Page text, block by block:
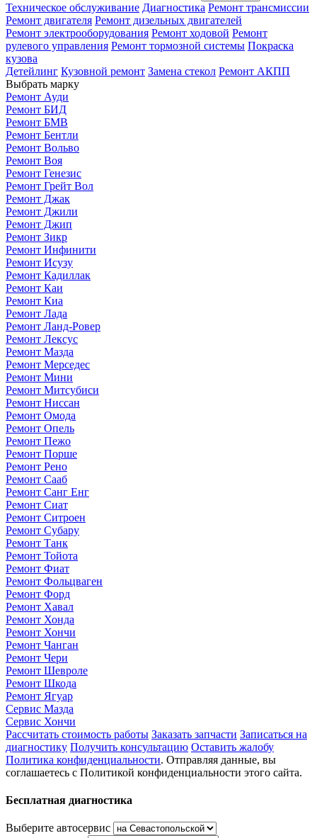
Техническое обслуживание Диагностика Ремонт трансмиссии
Ремонт двигателя Ремонт дизельных двигателей
Ремонт электрооборудования Ремонт ходовой Ремонт
рулевого управления Ремонт тормозной системы Покраска
кузова
Детейлинг Кузовной ремонт Замена стекол Ремонт АКПП
Выбрать марку
Ремонт Ауди
Ремонт БИД
Ремонт БМВ
Ремонт Бентли
Ремонт Вольво
Ремонт Воя
Ремонт Генезис
Ремонт Грейт Вол
Ремонт Джак
Ремонт Джили
Ремонт Джип
Ремонт Зикр
Ремонт Инфинити
Ремонт Исузу
Ремонт Кадиллак
Ремонт Каи
Ремонт Киа
Ремонт Лада
Ремонт Ланд-Ровер
Ремонт Лексус
Ремонт Мазда
Ремонт Мерседес
Ремонт Мини
Ремонт Митсубиси
Ремонт Ниссан
Ремонт Омода
Ремонт Опель
Ремонт Пежо
Ремонт Порше
Ремонт Рено
Ремонт Сааб
Ремонт Санг Енг
Ремонт Сиат
Ремонт Ситроен
Ремонт Субару
Ремонт Танк
Ремонт Тойота
Ремонт Фиат
Ремонт Фольцваген
Ремонт Форд
Ремонт Хавал
Ремонт Хонда
Ремонт Хончи
Ремонт Чанган
Ремонт Чери
Ремонт Шевроле
Ремонт Шкода
Ремонт Ягуар
Сервис Мазда
Сервис Хончи
Рассчитать стоимость работы Заказать запчасти Записаться на
диагностику Получить консультацию Оставить жалобу
Политика конфиденциальности. Отправляя данные, вы
соглашаетесь с Политикой конфиденциальности этого сайта.
Бесплатная диагностика
Выберите автосервис